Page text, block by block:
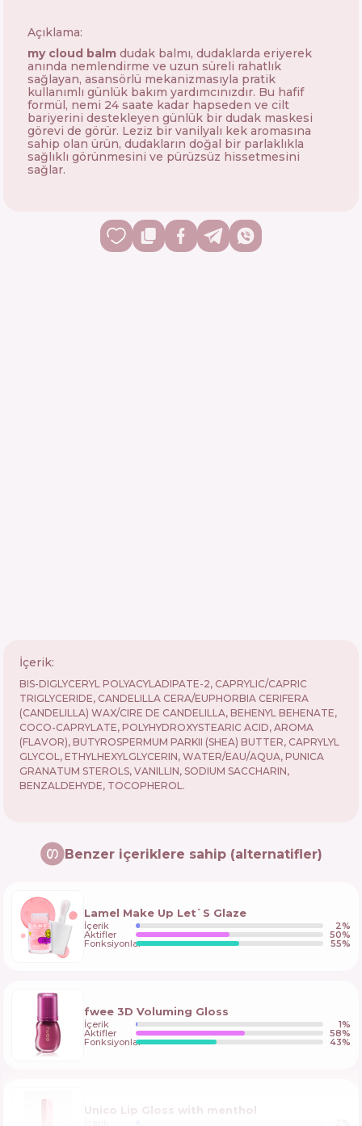
Açıklama:
my cloud balm dudak balmı, dudaklarda eriyerek
anında nemlendirme ve uzun süreli rahatlık
sağlayan, asansörlü mekanizmasıyla pratik
kullanımlı günlük bakım yardımcınızdır. Bu hafif
formül, nemi 24 saate kadar hapseden ve cilt
bariyerini destekleyen günlük bir dudak maskesi
görevi de görür. Leziz bir vanilyalı kek aromasına
sahip olan ürün, dudakların doğal bir parlaklıkla
sağlıklı görünmesini ve pürüzsüz hissetmesini
sağlar.
İçerik:
BIS-DIGLYCERYL POLYACYLADIPATE-2, CAPRYLIC/CAPRIC
TRIGLYCERIDE, CANDELILLA CERA/EUPHORBIA CERIFERA
(CANDELILLA) WAX/CIRE DE CANDELILLA, BEHENYL BEHENATE,
COCO-CAPRYLATE, POLYHYDROXYSTEARIC ACID, AROMA
(FLAVOR), BUTYROSPERMUM PARKII (SHEA) BUTTER, CAPRYLYL
GLYCOL, ETHYLHEXYLGLYCERIN, WATER/EAU/AQUA, PUNICA
GRANATUM STEROLS, VANILLIN, SODIUM SACCHARIN,
BENZALDEHYDE, TOCOPHEROL.
Benzer içeriklere sahip (alternatifler)
Lamel Make Up Let`S Glaze
İçerik 2%
Aktifler 50%
Fonksiyonlar 55%
fwee 3D Voluming Gloss
İçerik 1%
Aktifler 58%
Fonksiyonlar 43%
Unico Lip Gloss with menthol